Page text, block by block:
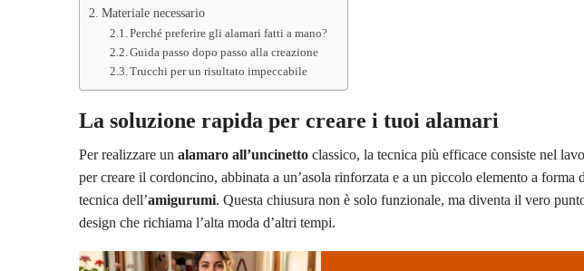
Materiale necessario
Perché preferire gli alamari fatti a mano?
Guida passo dopo passo alla creazione
Trucchi per un risultato impeccabile
La soluzione rapida per creare i tuoi alamari
Per realizzare un alamaro all’uncinetto classico, la tecnica più efficace consiste nel
per creare il cordoncino, abbinata a un’asola rinforzata e a un piccolo elemento a
tecnica dell’amigurumi. Questa chiusura non è solo funzionale, ma diventa il vero
design che richiama l’alta moda d’altri tempi.